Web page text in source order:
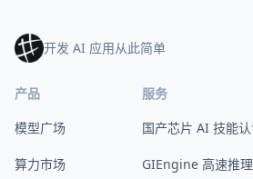
开发 AI 应用从此简单
产品
模型广场
算力市场
服务
国产芯片 AI 技能
GIEngine 高速推